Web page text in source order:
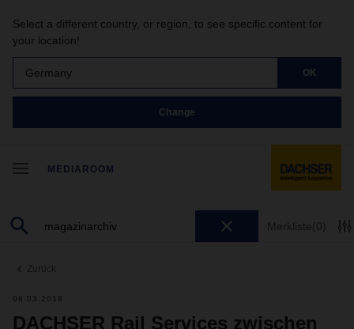
Select a different country, or region, to see specific content for
your location!
Germany OK
Change
MEDIAROOM
Merkliste(0)
Zurück
08.03.2018
DACHSER Rail Services zwischen